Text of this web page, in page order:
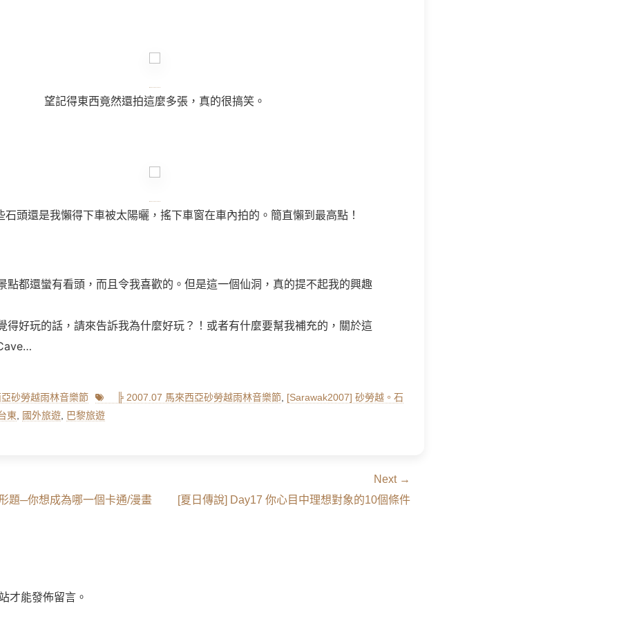
望記得東西竟然還拍這麼多張，真的很搞笑。
石頭還是我懶得下車被太陽曬，搖下車窗在車內拍的。簡直懶到最高點！
點都還蠻有看頭，而且令我喜歡的。但是這一個仙洞，真的提不起我的興趣
得好玩的話，請來告訴我為什麼好玩？！或者有什麼要幫我補充的，關於這
砂勞越雨林音樂節 Tags ╠ 2007.07 馬來西亞砂勞越雨林音樂節 [Sarawak2007] 砂勞越。石
東
國外旅遊 巴黎旅遊
題─你想成為哪一個卡通/漫畫
Next →
[夏日傳說] Day17 你心目中理想對象的10個條件
才能發佈留言。